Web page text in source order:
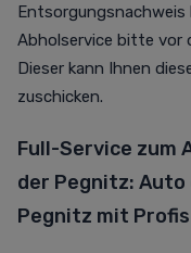
Entsorgungsnachweis
Abholservice bitte vor
Dieser kann Ihnen
zuschicken.
Full-Service zum
der Pegnitz:
Pegnitz mit Profis